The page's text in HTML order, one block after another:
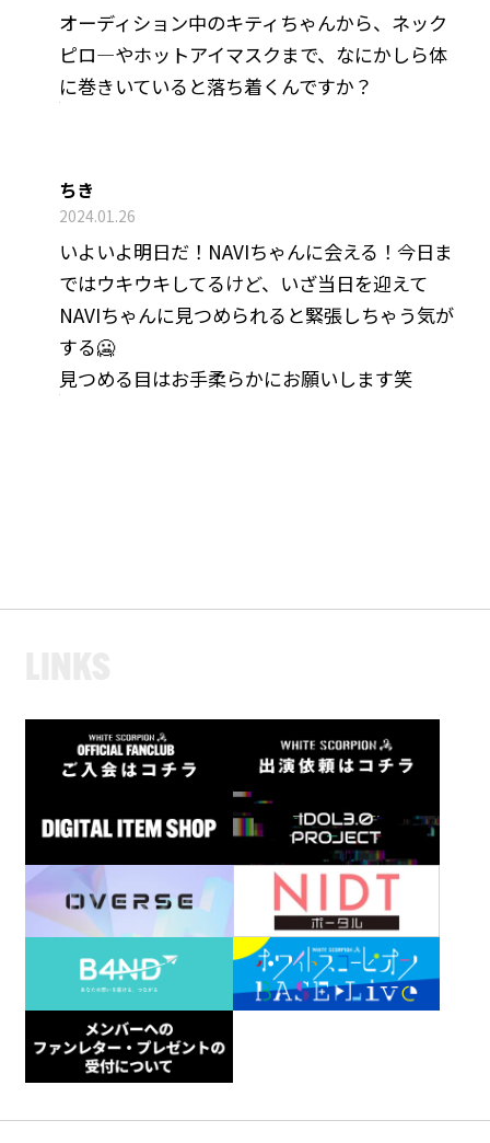
オーディション中のキティちゃんから、ネック
ピロ―やホットアイマスクまで、なにかしら体
に巻きいていると落ち着くんですか？
ちき
2024.01.26
いよいよ明日だ！NAVIちゃんに会える！今日ま
ではウキウキしてるけど、いざ当日を迎えて
NAVIちゃんに見つめられると緊張しちゃう気が
する🥶
見つめる目はお手柔らかにお願いします笑